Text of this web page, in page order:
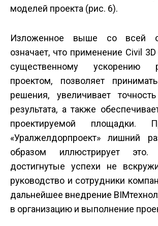
моделей проекта (рис. 6).
Изложенное выше со всей
означает, что применение Civil
существенному ускорению
проектом, позволяет
решения, увеличивает
результата, а также
проектируемой площадки.
«Уралжелдорпроект» лишний
образом иллюстрирует
достигнутые успехи не
руководство и сотрудники
дальнейшее внедрение
в организацию и выполнение